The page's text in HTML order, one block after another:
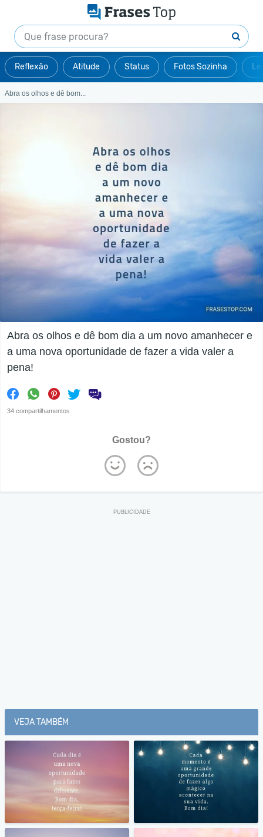
Reflexão Atitude Status Fotos Sozinha
Abra os olhos e dê bom...
Abra os olhos e dê bom dia a um novo amanhecer e
a uma nova oportunidade de fazer a vida valer a
pena!
34 compartilhamentos
Gostou?
VEJA TAMBÉM